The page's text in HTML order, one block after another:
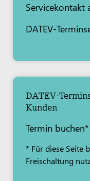
Servicekontakt
DATEV-
DATEV-
Kunden
Termin buchen*
* Für diese Seite
Freischaltung